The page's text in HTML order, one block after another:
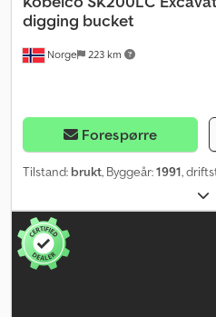
Norge 223 km
digging bucket
Forespørre
Tilstand: brukt, Byggeår:1991,